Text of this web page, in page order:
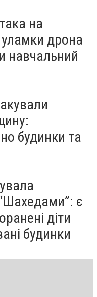
на
дрона
навчальний
будинки та
є
діти
будинки